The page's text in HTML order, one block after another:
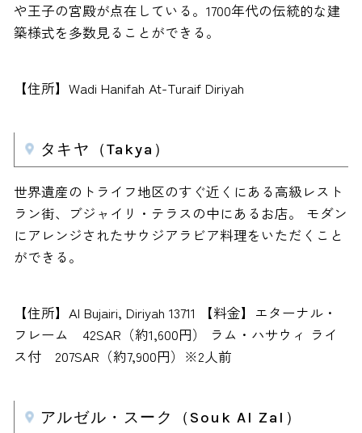
や王子の宮殿が点在している。1700年代の伝統的な建
築様式を多数見ることができる。
【住所】Wadi Hanifah At-Turaif Diriyah
タキヤ（Takya）
世界遺産のトライフ地区のすぐ近くにある高級レスト
ラン街、ブジャイリ・テラスの中にあるお店。 モダン
にアレンジされたサウジアラビア料理をいただくこと
ができる。
【住所】Al Bujairi, Diriyah 13711 【料金】エターナル・
フレーム 42SAR（約1,600円） ラム・ハサウィ ライ
ス付 207SAR（約7,900円）※2人前
アルゼル・スーク（Souk Al Zal）